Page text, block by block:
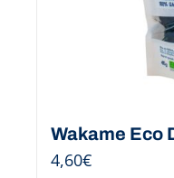
Wakame Eco
4,60€